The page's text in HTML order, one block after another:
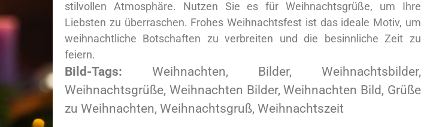
stilvollen Atmosphäre. Nutzen Sie es für Weihnachtsgrüße, um Ihre
Liebsten zu überraschen. Frohes Weihnachtsfest ist das ideale Motiv, um
weihnachtliche Botschaften zu verbreiten und die besinnliche Zeit zu
feiern.
Bild-Tags: Weihnachten, Bilder, Weihnachtsbilder,
Weihnachtsgrüße, Weihnachten Bilder, Weihnachten Bild, Grüße
zu Weihnachten, Weihnachtsgruß, Weihnachtszeit